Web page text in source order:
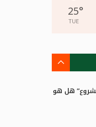
25°
TUE
هل هو